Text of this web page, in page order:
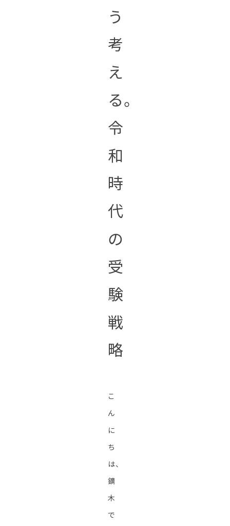
う
考
え
る。
令
和
時
代
の
受
験
戦
略
こ
ん
に
ち
は、
鏑
木
で